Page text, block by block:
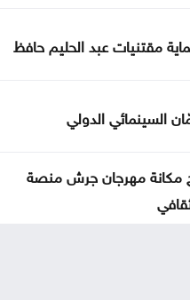
مقتنيات عبد الحليم حافظ
السينمائي الدولي
مكانة مهرجان جرش منصة